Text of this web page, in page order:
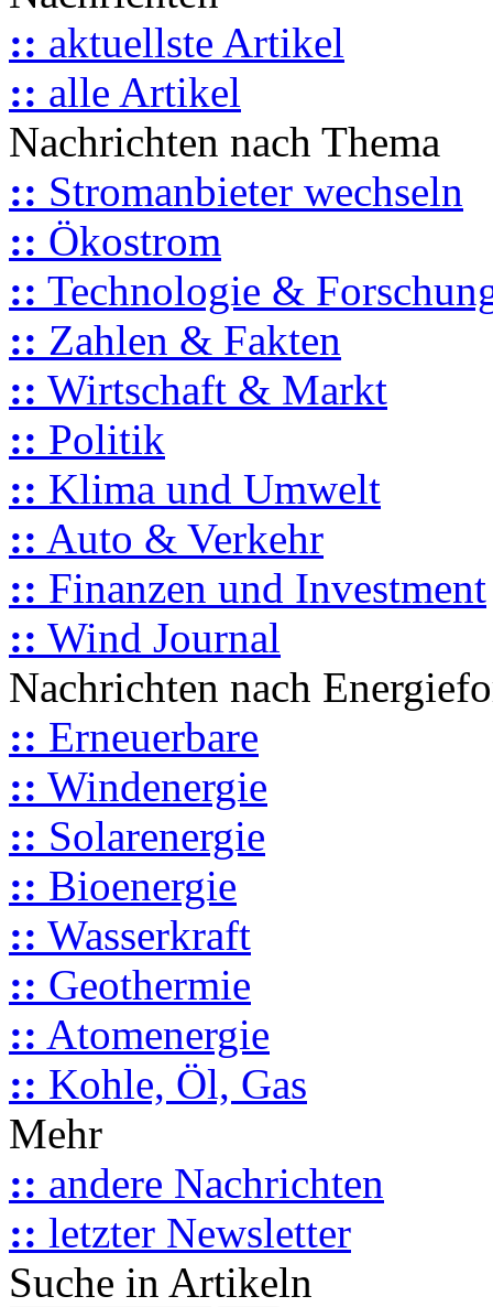
:: aktuellste Artikel
:: alle Artikel
Nachrichten nach Thema
:: Stromanbieter wechseln
:: Ökostrom
:: Technologie &
:: Zahlen & Fakten
:: Wirtschaft & Markt
:: Politik
:: Klima und Umwelt
:: Auto & Verkehr
:: Finanzen und Investment
:: Wind Journal
Nachrichten nach
:: Erneuerbare
:: Windenergie
:: Solarenergie
:: Bioenergie
:: Wasserkraft
:: Geothermie
:: Atomenergie
:: Kohle, Öl, Gas
Mehr
:: andere Nachrichten
:: letzter Newsletter
Suche in Artikeln